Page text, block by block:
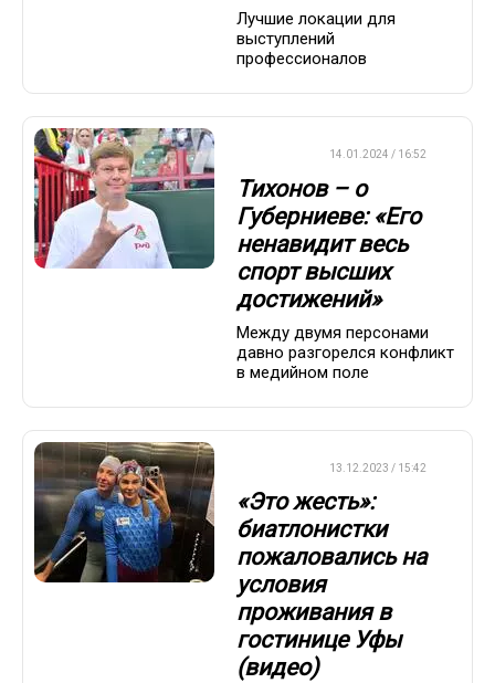
Лучшие локации для
выступлений
профессионалов
14.01.2024 / 16:52
Тихонов – о
Губерниеве: «Его
ненавидит весь
спорт высших
достижений»
Между двумя персонами
давно разгорелся конфликт
в медийном поле
13.12.2023 / 15:42
«Это жесть»:
биатлонистки
пожаловались на
условия
проживания в
гостинице Уфы
(видео)